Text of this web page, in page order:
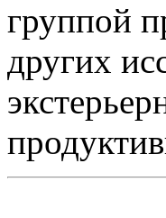
группой
других